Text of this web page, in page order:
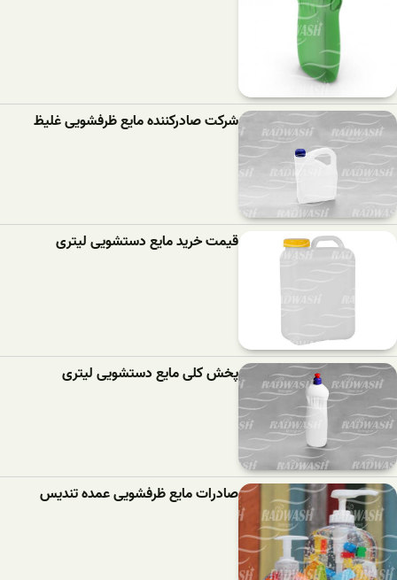
شرکت صادرکننده مایع ظرفشویی غلیظ
قیمت خرید مایع دستشویی لیتری
پخش کلی مایع دستشویی لیتری
صادرات مایع ظرفشویی عمده تندیس